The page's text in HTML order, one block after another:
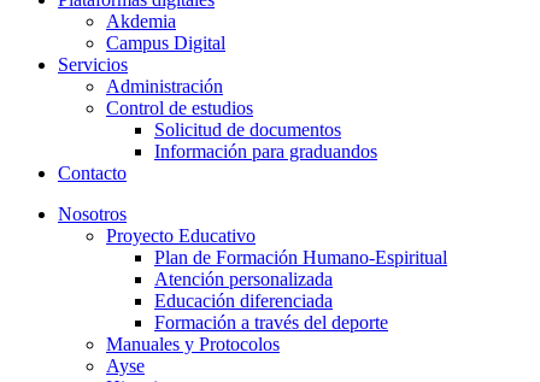
Akdemia
Campus Digital
Servicios
Administración
Control de estudios
Solicitud de documentos
Información para graduandos
Contacto
Nosotros
Proyecto Educativo
Plan de Formación Humano-Espiritual
Atención personalizada
Educación diferenciada
Formación a través del deporte
Manuales y Protocolos
Ayse